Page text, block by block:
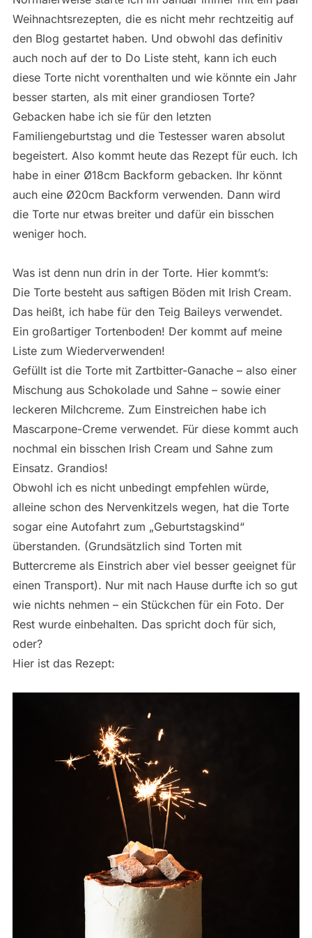
Weihnachtsrezepten, die es nicht mehr rechtzeitig auf
den Blog gestartet haben. Und obwohl das definitiv
auch noch auf der to Do Liste steht, kann ich euch
diese Torte nicht vorenthalten und wie könnte ein Jahr
besser starten, als mit einer grandiosen Torte?
Gebacken habe ich sie für den letzten
Familiengeburtstag und die Testesser waren absolut
begeistert. Also kommt heute das Rezept für euch. Ich
habe in einer Ø18cm Backform gebacken. Ihr könnt
auch eine Ø20cm Backform verwenden. Dann wird
die Torte nur etwas breiter und dafür ein bisschen
weniger hoch.
Was ist denn nun drin in der Torte. Hier kommt’s:
Die Torte besteht aus saftigen Böden mit Irish Cream.
Das heißt, ich habe für den Teig Baileys verwendet.
Ein großartiger Tortenboden! Der kommt auf meine
Liste zum Wiederverwenden!
Gefüllt ist die Torte mit Zartbitter-Ganache – also einer
Mischung aus Schokolade und Sahne – sowie einer
leckeren Milchcreme. Zum Einstreichen habe ich
Mascarpone-Creme verwendet. Für diese kommt auch
nochmal ein bisschen Irish Cream und Sahne zum
Einsatz. Grandios!
Obwohl ich es nicht unbedingt empfehlen würde,
alleine schon des Nervenkitzels wegen, hat die Torte
sogar eine Autofahrt zum „Geburtstagskind“
überstanden. (Grundsätzlich sind Torten mit
Buttercreme als Einstrich aber viel besser geeignet für
einen Transport). Nur mit nach Hause durfte ich so gut
wie nichts nehmen – ein Stückchen für ein Foto. Der
Rest wurde einbehalten. Das spricht doch für sich,
oder?
Hier ist das Rezept: